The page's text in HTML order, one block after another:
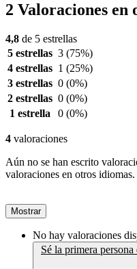
2 Valoraciones en
4,8 de 5 estrellas
5 estrellas 3 (75%)
4 estrellas 1 (25%)
3 estrellas 0 (0%)
2 estrellas 0 (0%)
1 estrella
0 (0%)
4 valoraciones
Aún no se han escrito
valoraciones en otros idiomas.
Mostrar
No hay valoraciones
Sé la primera